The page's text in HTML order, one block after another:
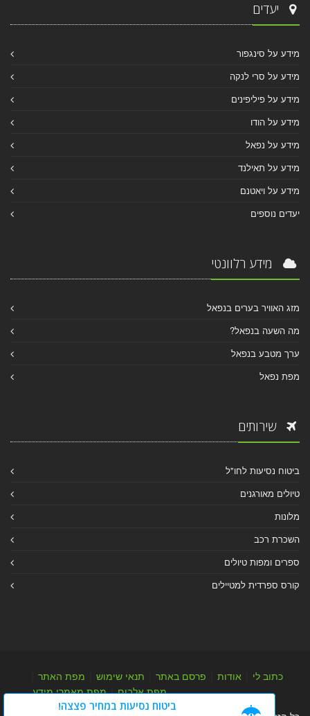
יעדים
מידע על סינגפור
מידע על סרי לנקה
מידע על פיליפינים
מידע על הודו
מידע על נפאל
מידע על תאילנד
מידע על ויאטנם
יעדים נוספים
מידע רלוונטי
מזג האוויר בערים בנפאל
מה השעה בנפאל?
ערך מטבע בנפאל
מפת נפאל
שירותים
ביטוח נסיעות לחו"ל
טיולים מאורגנים
מלונות
השכרת רכב
ספרים ומפות טיולים
קורס ספרדית למטיילים
כתוב לי אודות פרסם באתר תנאי שימוש מפת האתר
מפת אלבום|מפת מאמרי מידע
ביטוח נסיעות במחיר פצצה!